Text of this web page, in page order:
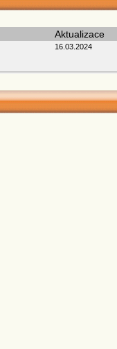
Aktualizace
16.03.2024